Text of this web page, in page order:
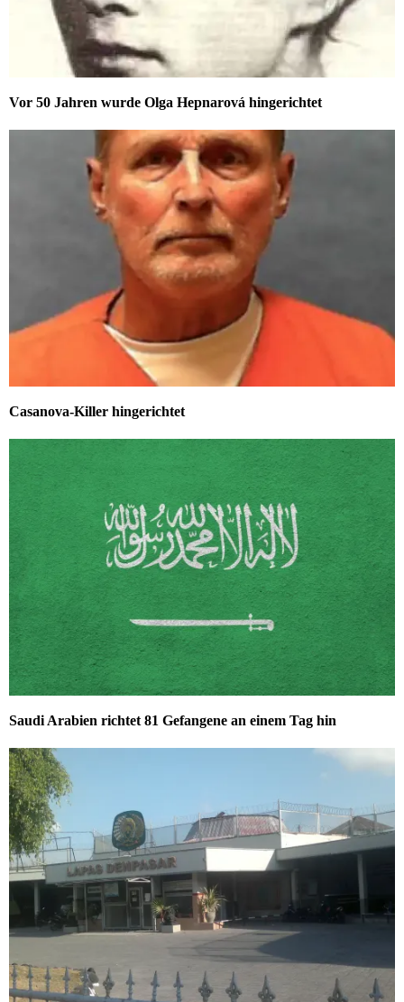
Vor 50 Jahren wurde Olga Hepnarová hingerichtet
Casanova-Killer hingerichtet
Saudi Arabien richtet 81 Gefangene an einem Tag hin